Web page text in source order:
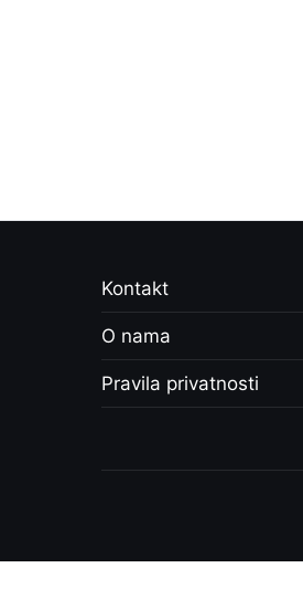
Kontakt
O nama
Pravila privatnosti